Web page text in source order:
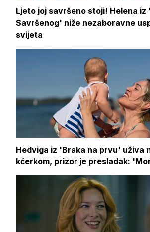
Ljeto joj savršeno stoji! Helena iz
Savršenog' niže nezaboravne
svijeta
Hedviga iz 'Braka na prvu' uživa
kćerkom, prizor je presladak: